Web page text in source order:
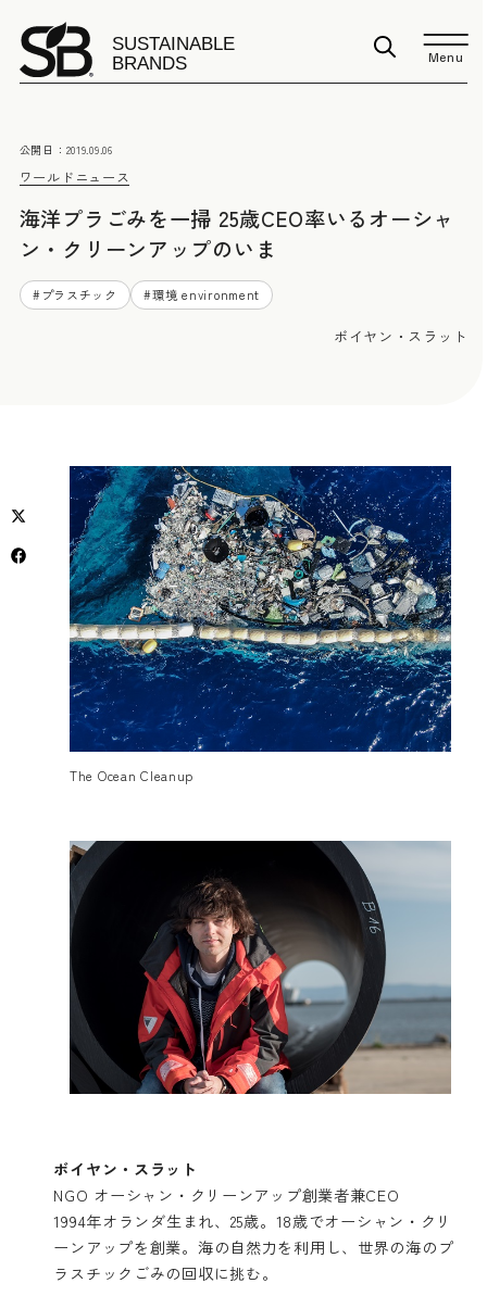
Menu
ワールドニュース
公開日： 2019.09.06
海洋プラごみを一掃 25歳CEO率いるオーシャ
ン・クリーンアップのいま
#プラスチック #環境 environment
ボイヤン・スラット
The Ocean Cleanup
ボイヤン・スラット
NGO オーシャン・クリーンアップ創業者兼CEO
1994年オランダ生まれ、25歳。18歳でオーシャン・クリ
ーンアップを創業。海の自然力を利用し、世界の海のプ
ラスチックごみの回収に挑む。